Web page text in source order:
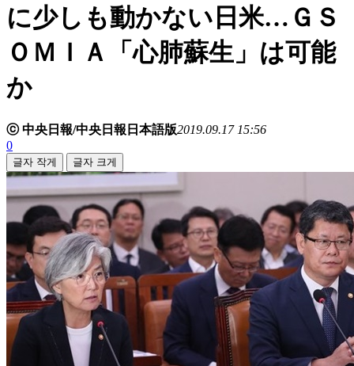
に少しも動かない日米…ＧＳ
ＯＭＩＡ「心肺蘇生」は可能
か
ⓒ 中央日報/中央日報日本語版2019.09.17 15:56
0
글자 작게 글자 크게